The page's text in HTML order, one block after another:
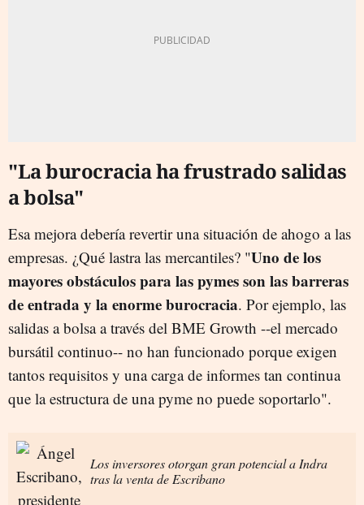
"La burocracia ha frustrado salidas
a bolsa"
Esa mejora debería revertir una situación de ahogo a las
empresas. ¿Qué lastra las mercantiles? "Uno de los
mayores obstáculos para las pymes son las barreras
de entrada y la enorme burocracia. Por ejemplo, las
salidas a bolsa a través del BME Growth --el mercado
bursátil continuo-- no han funcionado porque exigen
tantos requisitos y una carga de informes tan continua
que la estructura de una pyme no puede soportarlo".
Los inversores otorgan gran potencial a Indra
tras la venta de Escribano